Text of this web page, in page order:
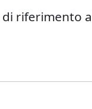
di riferimento